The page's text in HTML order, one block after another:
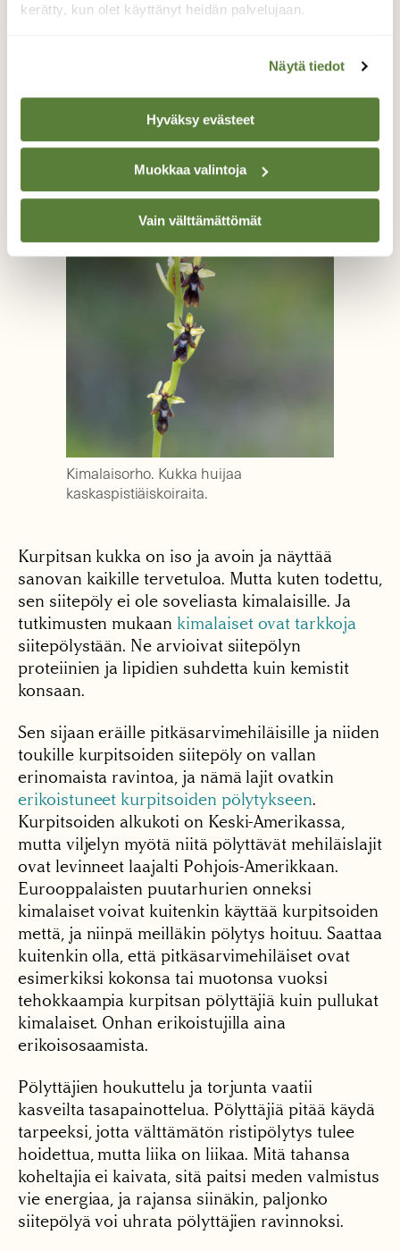
kerätty, kun olet käyttänyt heidän palvelujaan.
Näytä tiedot
Hyväksy evästeet
Muokkaa valintoja
Vain välttämättömät
juopoteltavaa.
Kimalaisorho. Kukka huijaa
kaskaspistiäiskoiraita.
Kurpitsan kukka on iso ja avoin ja näyttää
sanovan kaikille tervetuloa. Mutta kuten todettu,
sen siitepöly ei ole soveliasta kimalaisille. Ja
tutkimusten mukaan kimalaiset ovat tarkkoja
siitepölystään. Ne arvioivat siitepölyn
proteiinien ja lipidien suhdetta kuin kemistit
konsaan.
Sen sijaan eräille pitkäsarvimehiläisille ja niiden
toukille kurpitsoiden siitepöly on vallan
erinomaista ravintoa, ja nämä lajit ovatkin
erikoistuneet kurpitsoiden pölytykseen.
Kurpitsoiden alkukoti on Keski-Amerikassa,
mutta viljelyn myötä niitä pölyttävät mehiläislajit
ovat levinneet laajalti Pohjois-Amerikkaan.
Eurooppalaisten puutarhurien onneksi
kimalaiset voivat kuitenkin käyttää kurpitsoiden
mettä, ja niinpä meilläkin pölytys hoituu. Saattaa
kuitenkin olla, että pitkäsarvimehiläiset ovat
esimerkiksi kokonsa tai muotonsa vuoksi
tehokkaampia kurpitsan pölyttäjiä kuin pullukat
kimalaiset. Onhan erikoistujilla aina
erikoisosaamista.
Pölyttäjien houkuttelu ja torjunta vaatii
kasveilta tasapainottelua. Pölyttäjiä pitää käydä
tarpeeksi, jotta välttämätön ristipölytys tulee
hoidettua, mutta liika on liikaa. Mitä tahansa
koheltajia ei kaivata, sitä paitsi meden valmistus
vie energiaa, ja rajansa siinäkin, paljonko
siitepölyä voi uhrata pölyttäjien ravinnoksi.